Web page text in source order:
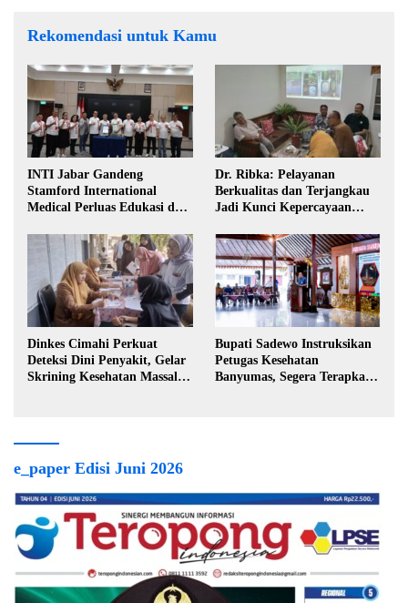
Rekomendasi untuk Kamu
INTI Jabar Gandeng
Stamford International
Medical Perluas Edukasi dan
Dr. Ribka: Pelayanan
Berkualitas dan Terjangkau
Jadi Kunci Kepercayaan
Dinkes Cimahi Perkuat
Deteksi Dini Penyakit, Gelar
Skrining Kesehatan Massal di
Bupati Sadewo Instruksikan
Petugas Kesehatan
Banyumas, Segera Terapkan
e_paper Edisi Juni 2026